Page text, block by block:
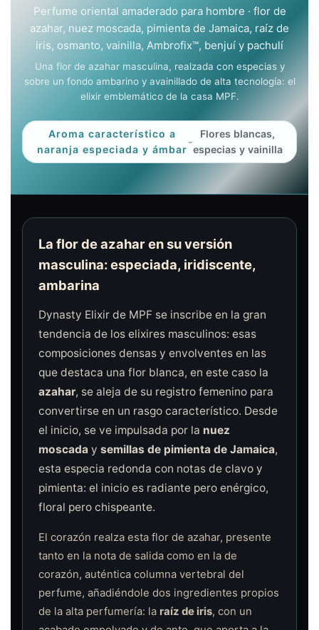
Perfume oriental amaderado para hombre · flor de
azahar, nuez moscada, pimienta de Jamaica, raíz de
iris, osmanto, vainilla, Ambrofix™, benjuí y pachulí
Una flor de azahar masculina, realzada con especias y
sobre un fondo ambarino y avainillado de alta tecnología: el
elixir emblemático de la casa MPF.
Aroma característico a
naranja especiada y ámbar
-
Flores blancas,
especias y vainilla
La flor de azahar en su versión
masculina: especiada, iridiscente,
ambarina
Dynasty Elixir de MPF se inscribe en la gran
tendencia de los elixires masculinos: esas
composiciones densas y envolventes en las
que destaca una flor blanca, en este caso la
azahar, se aleja de su registro femenino para
convertirse en un rasgo característico. Desde
el inicio, se ve impulsada por la nuez
moscada y semillas de pimienta de Jamaica,
esta especia redonda con notas de clavo y
pimienta: el inicio es radiante pero enérgico,
floral pero chispeante.
El corazón realza esta flor de azahar, presente
tanto en la nota de salida como en la de
corazón, auténtica columna vertebral del
perfume, añadiéndole dos ingredientes propios
de la alta perfumería: la raíz de iris, con un